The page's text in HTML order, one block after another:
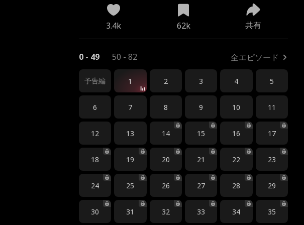
3.4k 62k 共有
0 - 49 50 - 82 全エピソード
予告編 1 2 3 4 5
6 7 8 9 10 11
12 13 14 15 16 17
18 19 20 21 22 23
24 25 26 27 28 29
30 31 32 33 34 35